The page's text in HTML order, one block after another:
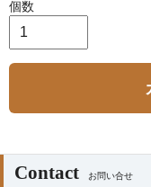
個数
Contact お問い合せ